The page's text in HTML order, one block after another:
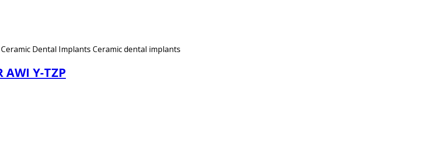
Dental Implants Ceramic dental implants
Y-TZP